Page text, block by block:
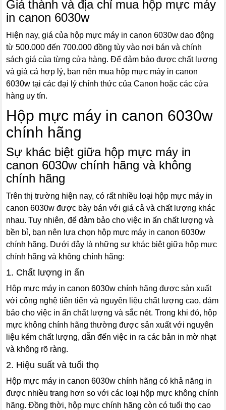
Giá thành và địa chỉ mua hộp mực máy
in canon 6030w
Hiện nay, giá của hộp mực máy in canon 6030w dao động
từ 500.000 đến 700.000 đồng tùy vào nơi bán và chính
sách giá của từng cửa hàng. Để đảm bảo được chất lượng
và giá cả hợp lý, bạn nên mua hộp mực máy in canon
6030w tại các đại lý chính thức của Canon hoặc các cửa
hàng uy tín.
Hộp mực máy in canon 6030w
chính hãng
Sự khác biệt giữa hộp mực máy in
canon 6030w chính hãng và không
chính hãng
Trên thị trường hiện nay, có rất nhiều loại hộp mực máy in
canon 6030w được bày bán với giá cả và chất lượng khác
nhau. Tuy nhiên, để đảm bảo cho việc in ấn chất lượng và
bền bỉ, bạn nên lựa chọn hộp mực máy in canon 6030w
chính hãng. Dưới đây là những sự khác biệt giữa hộp mực
chính hãng và không chính hãng:
1. Chất lượng in ấn
Hộp mực máy in canon 6030w chính hãng được sản xuất
với công nghệ tiên tiến và nguyên liệu chất lượng cao, đảm
bảo cho việc in ấn chất lượng và sắc nét. Trong khi đó, hộp
mực không chính hãng thường được sản xuất với nguyên
liệu kém chất lượng, dẫn đến việc in ra các bản in mờ nhạt
và không rõ ràng.
2. Hiệu suất và tuổi thọ
Hộp mực máy in canon 6030w chính hãng có khả năng in
được nhiều trang hơn so với các loại hộp mực không chính
hãng. Đồng thời, hộp mực chính hãng còn có tuổi thọ cao